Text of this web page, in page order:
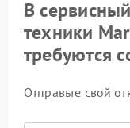
В
техники
требуются
Отправьте свой